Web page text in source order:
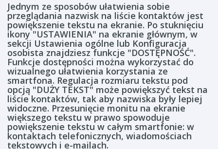
Jednym ze sposobów ułatwienia sobie
przeglądania nazwisk na liście kontaktów jest
powiększenie tekstu na ekranie. Po stuknięciu
ikony "USTAWIENIA" na ekranie głównym, w
sekcji Ustawienia ogólne lub Konfiguracja
osobista znajdziesz funkcje "DOSTĘPNOŚĆ".
Funkcje dostępności można wykorzystać do
wizualnego ułatwienia korzystania ze
smartfona. Regulacja rozmiaru tekstu pod
opcją "DUŻY TEKST" może powiększyć tekst na
liście kontaktów, tak aby nazwiska były lepiej
widoczne. Przesunięcie monitu na ekranie
większego tekstu w prawo spowoduje
powiększenie tekstu w całym smartfonie: w
kontaktach telefonicznych, wiadomościach
tekstowych i e-mailach.